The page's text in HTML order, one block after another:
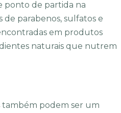
ponto de partida na
de parabenos, sulfatos e
em produtos
naturais que nutrem
também podem ser um